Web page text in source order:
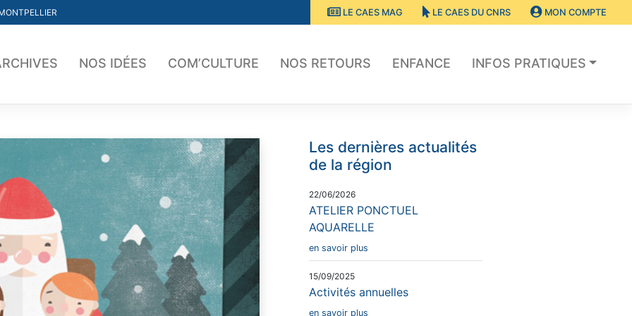
LE CAES MAG LE CAES DU CNRS MON COMPTE
NOS IDÉES COM’CULTURE NOS RETOURS ENFANCE
INFOS PRATIQUES
Les dernières actualités
de la région
22/06/2026
ATELIER PONCTUEL
AQUARELLE
en savoir plus
15/09/2025
Activités annuelles
en savoir plus